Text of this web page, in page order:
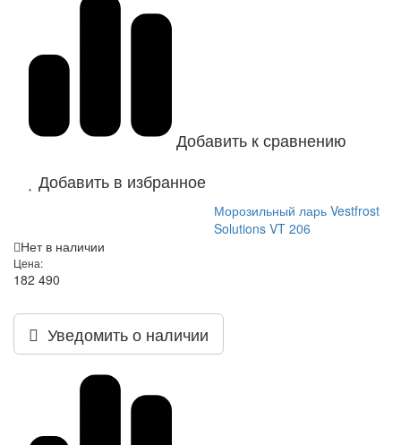
Добавить к сравнению
Добавить в избранное
Морозильный ларь Vestfrost
Solutions VT 206
Нет в наличии
Цена:
182 490
Уведомить о наличии